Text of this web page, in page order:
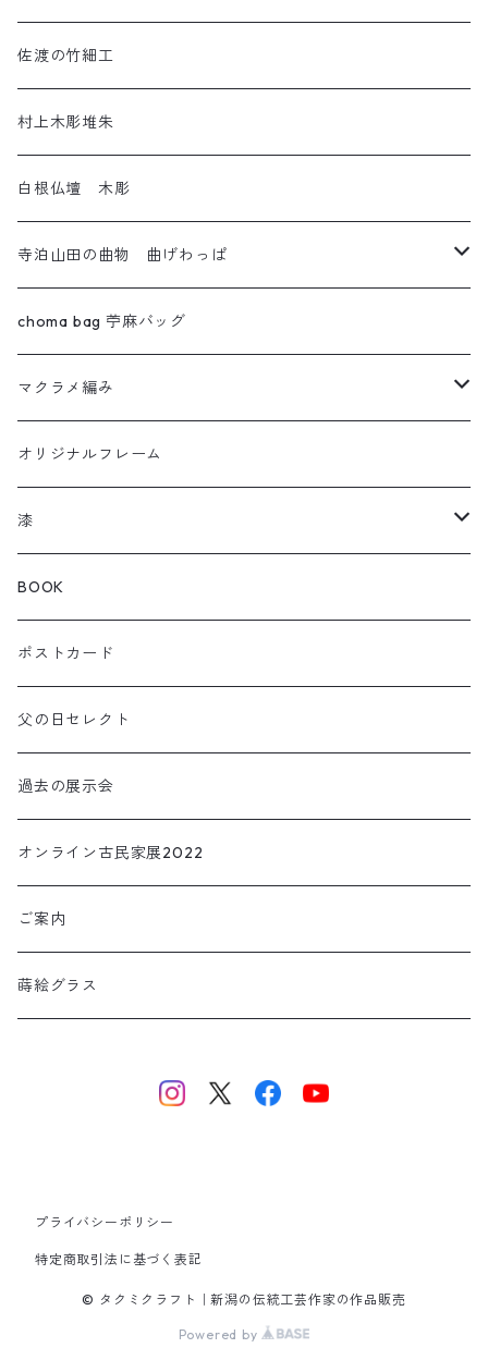
小千谷織物
十日町織物
佐渡の竹細工
村上木彫堆朱
白根仏壇 木彫
寺泊山田の曲物 曲げわっぱ
わっぱセイロ
ウルトラセブン
曲輪の弁当箱
曲輪スツール
曲輪の球体
choma bag 苧麻バッグ
マクラメ編み
フクロウ
カメレオン
チャーム
オリジナルフレーム
漆
箸おき
KOIOKI コイオキ
NEKOOKI ネコオキ
ぐい呑み・カップ
アクセサリー
小物・インテリア
TORIOKI トリオキ
BOOK
ポストカード
父の日セレクト
過去の展示会
オンライン古民家展2022
ご案内
蒔絵グラス
プライバシーポリシー
特定商取引法に基づく表記
© タクミクラフト｜新潟の伝統工芸作家の作品販売
Powered by